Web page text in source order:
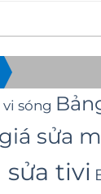
sóng
sửa
sửa tivi